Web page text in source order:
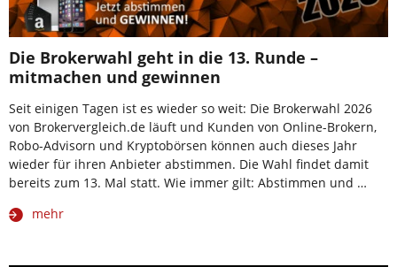
Die Brokerwahl geht in die 13. Runde –
mitmachen und gewinnen
Seit einigen Tagen ist es wieder so weit: Die Brokerwahl 2026
von Brokervergleich.de läuft und Kunden von Online-Brokern,
Robo-Advisorn und Kryptobörsen können auch dieses Jahr
wieder für ihren Anbieter abstimmen. Die Wahl findet damit
bereits zum 13. Mal statt. Wie immer gilt: Abstimmen und …
mehr